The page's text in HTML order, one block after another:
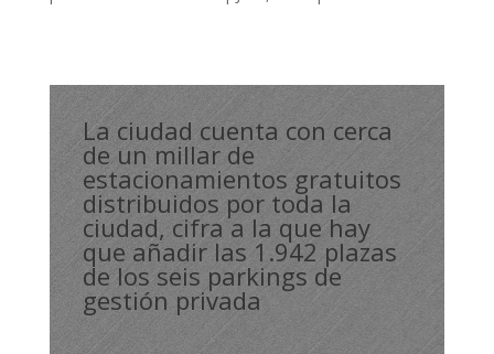
La ciudad cuenta con cerca
de un millar de
estacionamientos gratuitos
distribuidos por toda la
ciudad, cifra a la que hay
que añadir las 1.942 plazas
de los seis parkings de
gestión privada